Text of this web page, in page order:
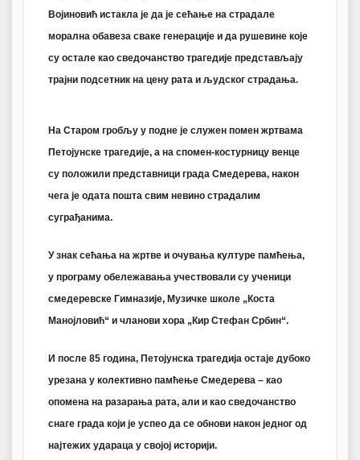
Војиновић истакла је да је сећање на страдале
морална обавеза сваке генерације и да рушевине које
су остале као сведочанство трагедије представљају
трајни подсетник на цену рата и људског страдања.
На Старом гробљу у подне је служен помен жртвама
Петојунске трагедије, а на спомен-костурницу венце
су положили представници града Смедерева, након
чега је одата пошта свим невино страдалим
суграђанима.
У знак сећања на жртве и очувања културе памћења,
у програму обележавања учествовали су ученици
смедеревске Гимназије, Музичке школе „Коста
Манојловић“ и чланови хора „Кир Стефан Србин“.
И после 85 година, Петојунска трагедија остаје дубоко
урезана у колективно памћење Смедерева – као
опомена на разарања рата, али и као сведочанство
снаге града који је успео да се обнови након једног од
најтежих удараца у својој историји.